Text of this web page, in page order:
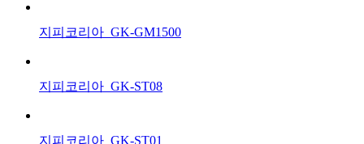
지피코리아_GK-GM1500
지피코리아_GK-ST08
지피코리아_GK-ST01